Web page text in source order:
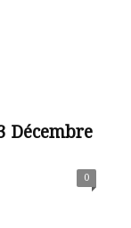
Décembre
0